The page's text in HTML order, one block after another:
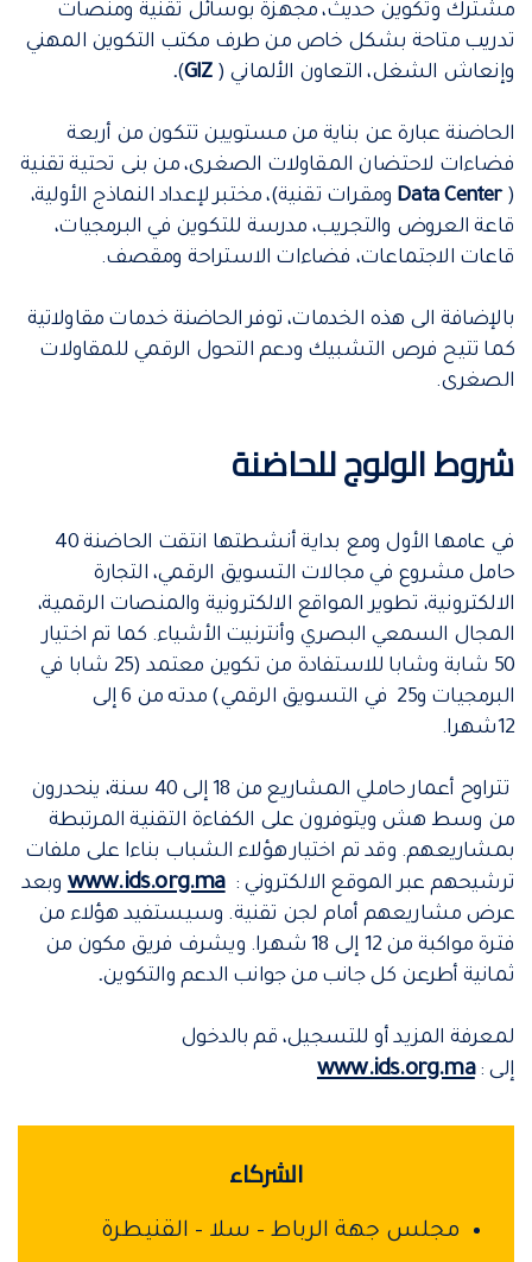
مشترك وتكوين حديث، مجهزة بوسائل تقنية ومنصات
تدريب متاحة بشكل خاص من طرف مكتب التكوين المهني
وإنعاش الشغل، التعاون الألماني (GIZ
)
.
الحاضنة عبارة عن بناية من مستويين تتكون من أربعة
فضاءات لاحتضان المقاولات الصغرى، من بنى تحتية تقنية
(
Data Center ومقرات تقنية)، مختبر لإعداد النماذج الأولية،
قاعة العروض والتجريب، مدرسة للتكوين في البرمجيات،
قاعات الاجتماعات، فضاءات الاستراحة ومقصف.
بالإضافة الى هذه الخدمات، توفر الحاضنة خدمات مقاولاتية
كما تتيح فرص التشبيك ودعم التحول الرقمي للمقاولات
الصغرى.
شروط الولوج للحاضنة
في عامها الأول ومع بداية أنشطتها انتقت الحاضنة 40
حامل مشروع في مجالات التسويق الرقمي، التجارة
الالكترونية، تطوير المواقع الالكترونية والمنصات الرقمية،
المجال السمعي البصري وأنترنيت الأشياء. كما تم اختيار
50 شابة وشابا للاستفادة من تكوين معتمد (25 شابا في
البرمجيات و25 في التسويق الرقمي) مدته من 6 إلى
12شهرا.
تتراوح أعمار حاملي المشاريع من 18 إلى 40 سنة، ينحدرون
من وسط هش ويتوفرون على الكفاءة التقنية المرتبطة
بمشاريعهم. وقد تم اختيار هؤلاء الشباب بناءا على ملفات
ترشيحهم عبر الموقع الالكتروني :www.ids.org.maوبعد
عرض مشاريعهم أمام لجن تقنية. وسيستفيد هؤلاء من
فترة مواكبة من 12 إلى 18 شهرا. ويشرف فريق مكون من
ثمانية أطرعن كل جانب من جوانب الدعم والتكوين.
لمعرفة المزيد أو للتسجيل، قم بالدخول
إلى :
www.ids.org.ma
الشركاء
مجلس جهة الرباط – سلا – القنيطرة